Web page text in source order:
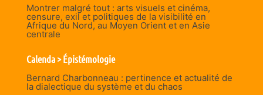
Montrer malgré tout : arts visuels et cinéma,
censure, exil et politiques de la visibilité en
Afrique du Nord, au Moyen Orient et en Asie
centrale
Calenda > Épistémologie
Bernard Charbonneau : pertinence et actualité de
la dialectique du système et du chaos